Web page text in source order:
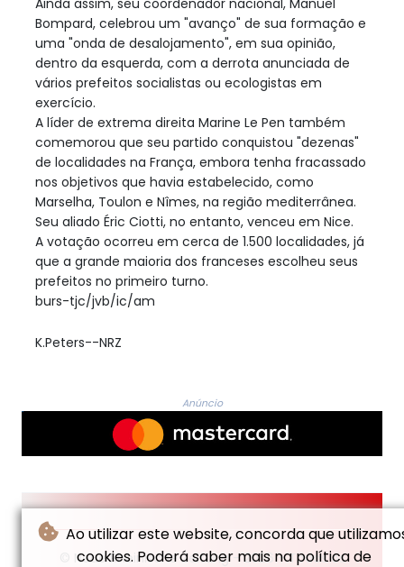
Ao utilizar este website, concorda que
cookies. Poderá saber mais na política de
Ainda assim, seu coordenador nacional, Manuel
Bompard, celebrou um "avanço" de sua formação e
uma "onda de desalojamento", em sua opinião,
dentro da esquerda, com a derrota anunciada de
vários prefeitos socialistas ou ecologistas em
exercício.
A líder de extrema direita Marine Le Pen também
comemorou que seu partido conquistou "dezenas"
de localidades na França, embora tenha fracassado
nos objetivos que havia estabelecido, como
Marselha, Toulon e Nîmes, na região mediterrânea.
Seu aliado Éric Ciotti, no entanto, venceu em Nice.
A votação ocorreu em cerca de 1.500 localidades, já
que a grande maioria dos franceses escolheu seus
prefeitos no primeiro turno.
burs-tjc/jvb/ic/am
K.Peters--NRZ
Anúncio
© Neue Rheinische Zeitung - 2026 - Todos os